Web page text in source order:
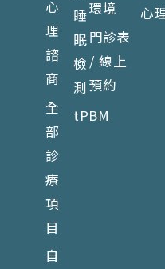
心
理
諮
商
全
部
診
療
項
目
自
睡
眠
檢
測
tPBM
環境
門診表
/ 線上
預約
心